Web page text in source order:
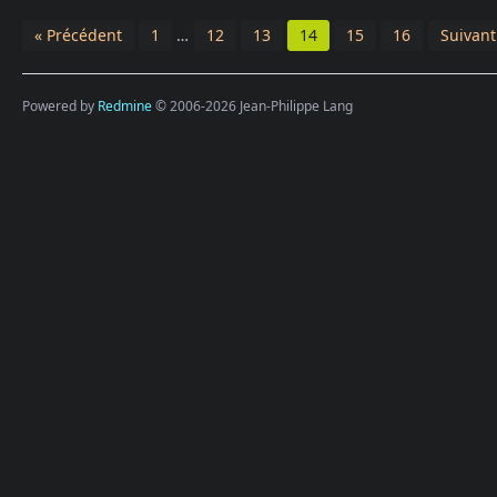
« Précédent 1 … 12 13 14 15 16
Powered by Redmine© 2006-2026 Jean-Philippe Lang